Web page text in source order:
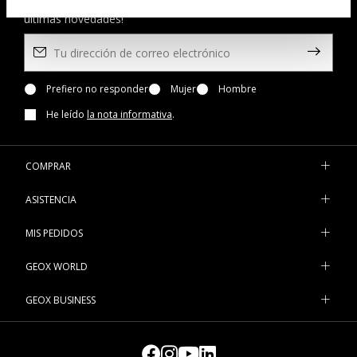
últimas novedades!
Prefiero no responder Mujer
Hombre
He leído la nota informativa.
COMPRAR
ASISTENCIA
MIS PEDIDOS
GEOX WORLD
GEOX BUSINESS